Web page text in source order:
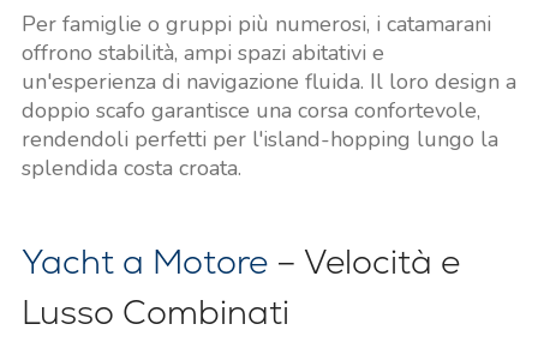
Per famiglie o gruppi più numerosi, i catamarani
offrono stabilità, ampi spazi abitativi e
un'esperienza di navigazione fluida. Il loro design a
doppio scafo garantisce una corsa confortevole,
rendendoli perfetti per l'island-hopping lungo la
splendida costa croata.
Yacht a Motore– Velocità e
Lusso Combinati